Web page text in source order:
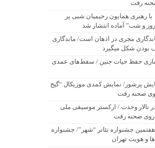
رفت
رهبری همایون رحیمیان شبی پر
و شب” آماده انتشار شد
مجری در اذهان است/ ماندگاری
بودن شکل میگیرد
حفظ حیات جنین / سقط‌های عمدی
پرشور/ نمایش کمدی موزیکال “گیج
روی صحنه رفت
تالار وحدت / ارکستر موسیقی ملی
روی صحنه رفت
جشنواره تئاتر “شهر”/ جشنواره
و هویت تهران